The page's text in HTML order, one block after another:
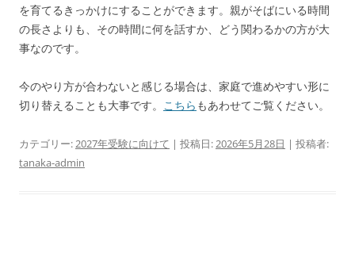
を育てるきっかけにすることができます。親がそばにいる時間
の長さよりも、その時間に何を話すか、どう関わるかの方が大
事なのです。
今のやり方が合わないと感じる場合は、家庭で進めやすい形に
切り替えることも大事です。
こちら もあわせてご覧ください。
カテゴリー:2027年受験に向けて | 投稿日:2026年5月28日 | 投稿者:
tanaka-admin